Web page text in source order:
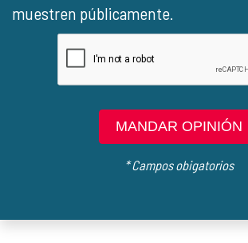
muestren públicamente.
MANDAR OPINIÓN
* Campos obigatorios